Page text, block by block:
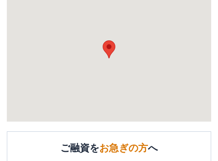
ご融資をお急ぎの方へ